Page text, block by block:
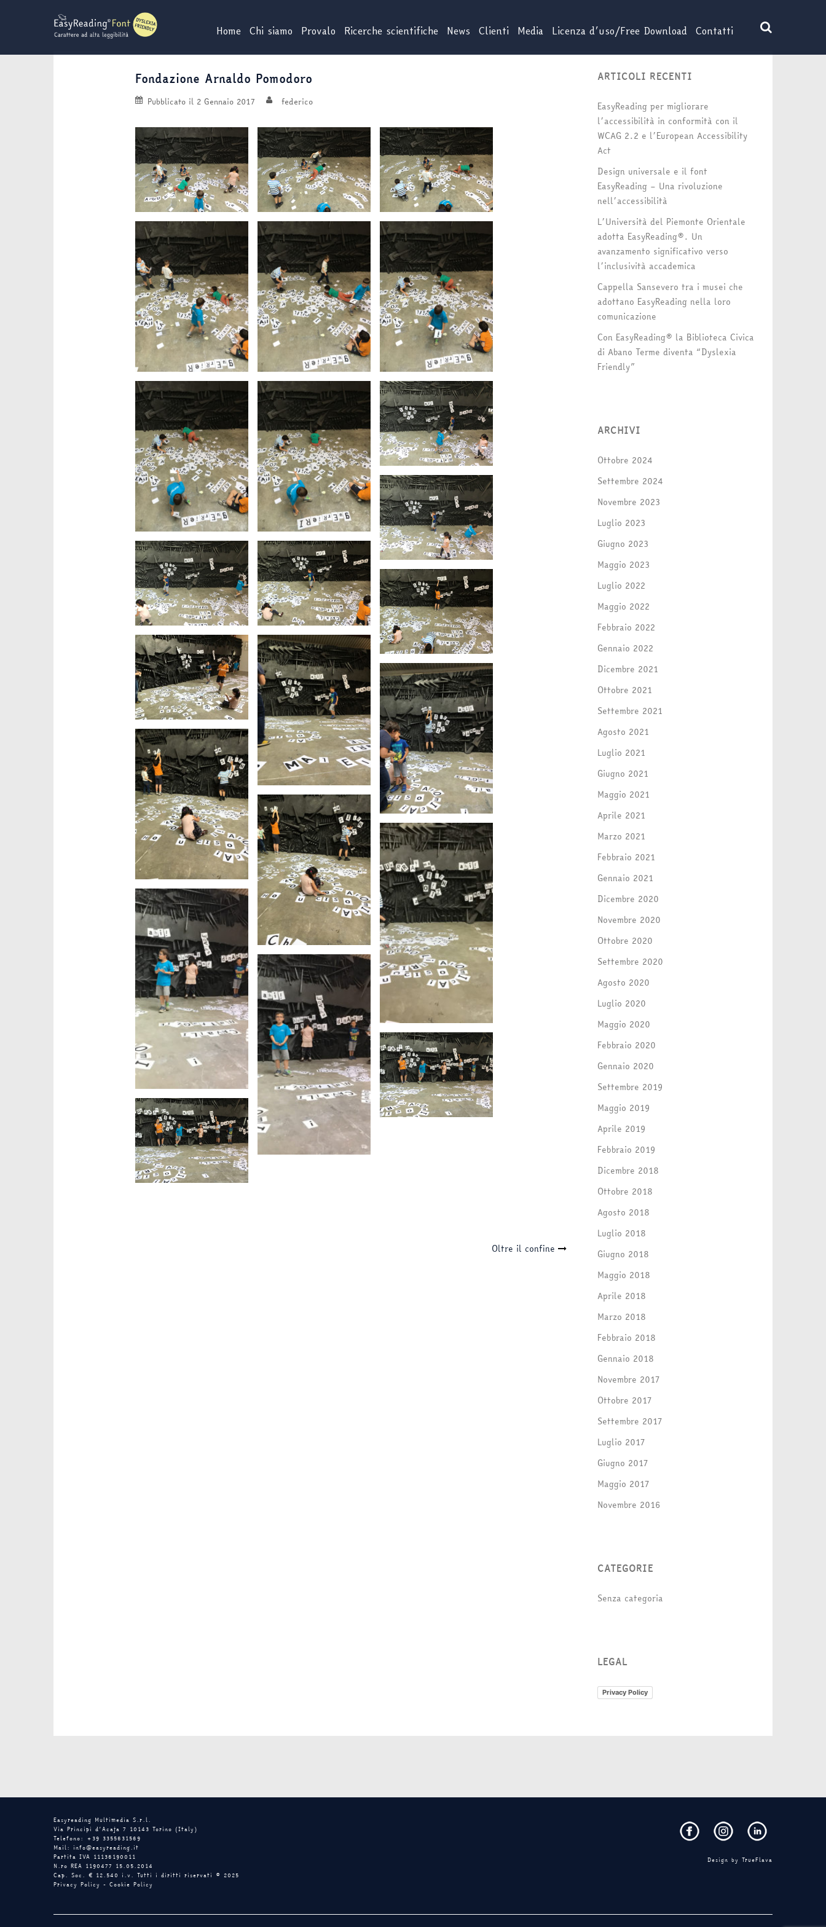
Home Chi siamo Provalo Ricerche scientifiche News Clienti Media Licenza d’uso/Free Download Contatti
Fondazione Arnaldo Pomodoro
Pubblicato il 2 Gennaio 2017 federico
Oltre il confine
ARTICOLI RECENTI
EasyReading per migliorare
l’accessibilità in conformità con il
WCAG 2.2 e l’European Accessibility
Act
Design universale e il font
EasyReading – Una rivoluzione
nell’accessibilità
L’Università del Piemonte Orientale
adotta EasyReading®. Un
avanzamento significativo verso
l’inclusività accademica
Cappella Sansevero tra i musei che
adottano EasyReading nella loro
comunicazione
Con EasyReading® la Biblioteca Civica
di Abano Terme diventa “Dyslexia
Friendly”
ARCHIVI
Ottobre 2024
Settembre 2024
Novembre 2023
Luglio 2023
Giugno 2023
Maggio 2023
Luglio 2022
Maggio 2022
Febbraio 2022
Gennaio 2022
Dicembre 2021
Ottobre 2021
Settembre 2021
Agosto 2021
Luglio 2021
Giugno 2021
Maggio 2021
Aprile 2021
Marzo 2021
Febbraio 2021
Gennaio 2021
Dicembre 2020
Novembre 2020
Ottobre 2020
Settembre 2020
Agosto 2020
Luglio 2020
Maggio 2020
Febbraio 2020
Gennaio 2020
Settembre 2019
Maggio 2019
Aprile 2019
Febbraio 2019
Dicembre 2018
Ottobre 2018
Agosto 2018
Luglio 2018
Giugno 2018
Maggio 2018
Aprile 2018
Marzo 2018
Febbraio 2018
Gennaio 2018
Novembre 2017
Ottobre 2017
Settembre 2017
Luglio 2017
Giugno 2017
Maggio 2017
Novembre 2016
CATEGORIE
Senza categoria
LEGAL
Privacy Policy
Easyreading Multimedia S.r.l.
Via Principi d’Acaja 7 10143 Torino (Italy)
Telefono: +39 3355631569
Mail: info@easyreading.it
Partita IVA 11136190011
N.ro REA 1190477 15.05.2014
Cap. Soc. € 12.540 i.v. Tutti i diritti riservati © 2025
Privacy Policy - Cookie Policy
Design by TrueFlava